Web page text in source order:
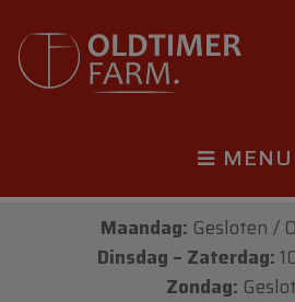
MENU
Maandag: Gesloten /
Dinsdag – Zaterdag:
Zondag: